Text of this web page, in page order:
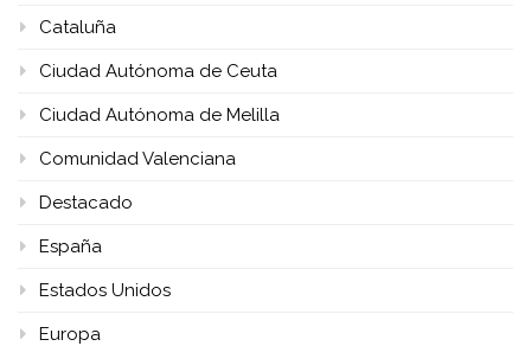
Cataluña
Ciudad Autónoma de Ceuta
Ciudad Autónoma de Melilla
Comunidad Valenciana
Destacado
España
Estados Unidos
Europa